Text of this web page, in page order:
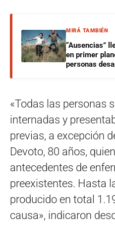
MIRÁ TAMBIÉN
“Ausencias”
en primer
personas
«Todas las personas
internadas y
previas, a excepción
Devoto, 80 años,
antecedentes de
preexistentes. Hasta
producido en total
causa», indicaron